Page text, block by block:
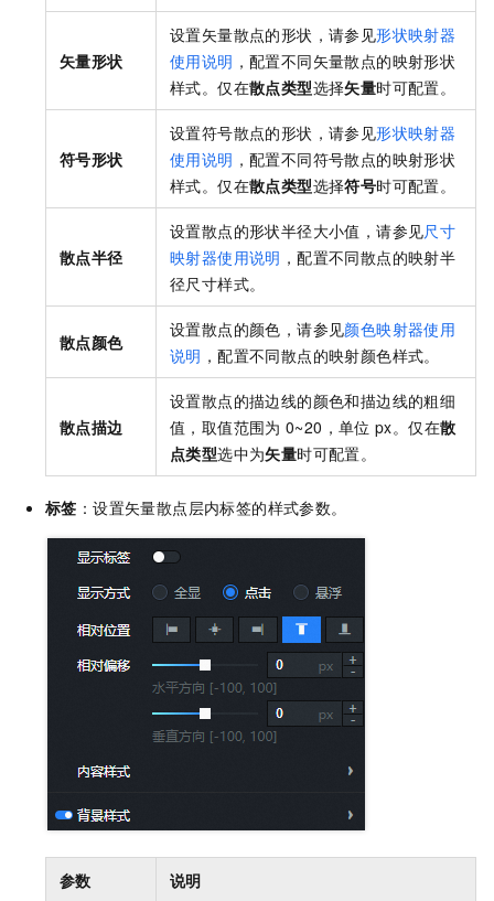
矢量形状
设置矢量散点的形状，请参见形状映射器
使用说明 ，配置不同矢量散点的映射形状
样式。仅在散点类型选择矢量时可配置。
符号形状
设置符号散点的形状，请参见形状映射器
使用说明 ，配置不同符号散点的映射形状
样式。仅在散点类型选择符号时可配置。
散点半径
设置散点的形状半径大小值，请参见尺寸
映射器使用说明 ，配置不同散点的映射半
径尺寸样式。
散点颜色
设置散点的颜色，请参见颜色映射器使用
说明 ，配置不同散点的映射颜色样式。
散点描边
设置散点的描边线的颜色和描边线的粗细
值，取值范围为 0~20，单位 px。仅在散
点类型选中为矢量时可配置。
标签 ：设置矢量散点层内标签的样式参数。
参数 说明